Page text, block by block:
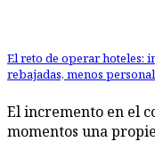
El reto de operar hoteles:
rebajadas, menos
El incremento en el
momentos una